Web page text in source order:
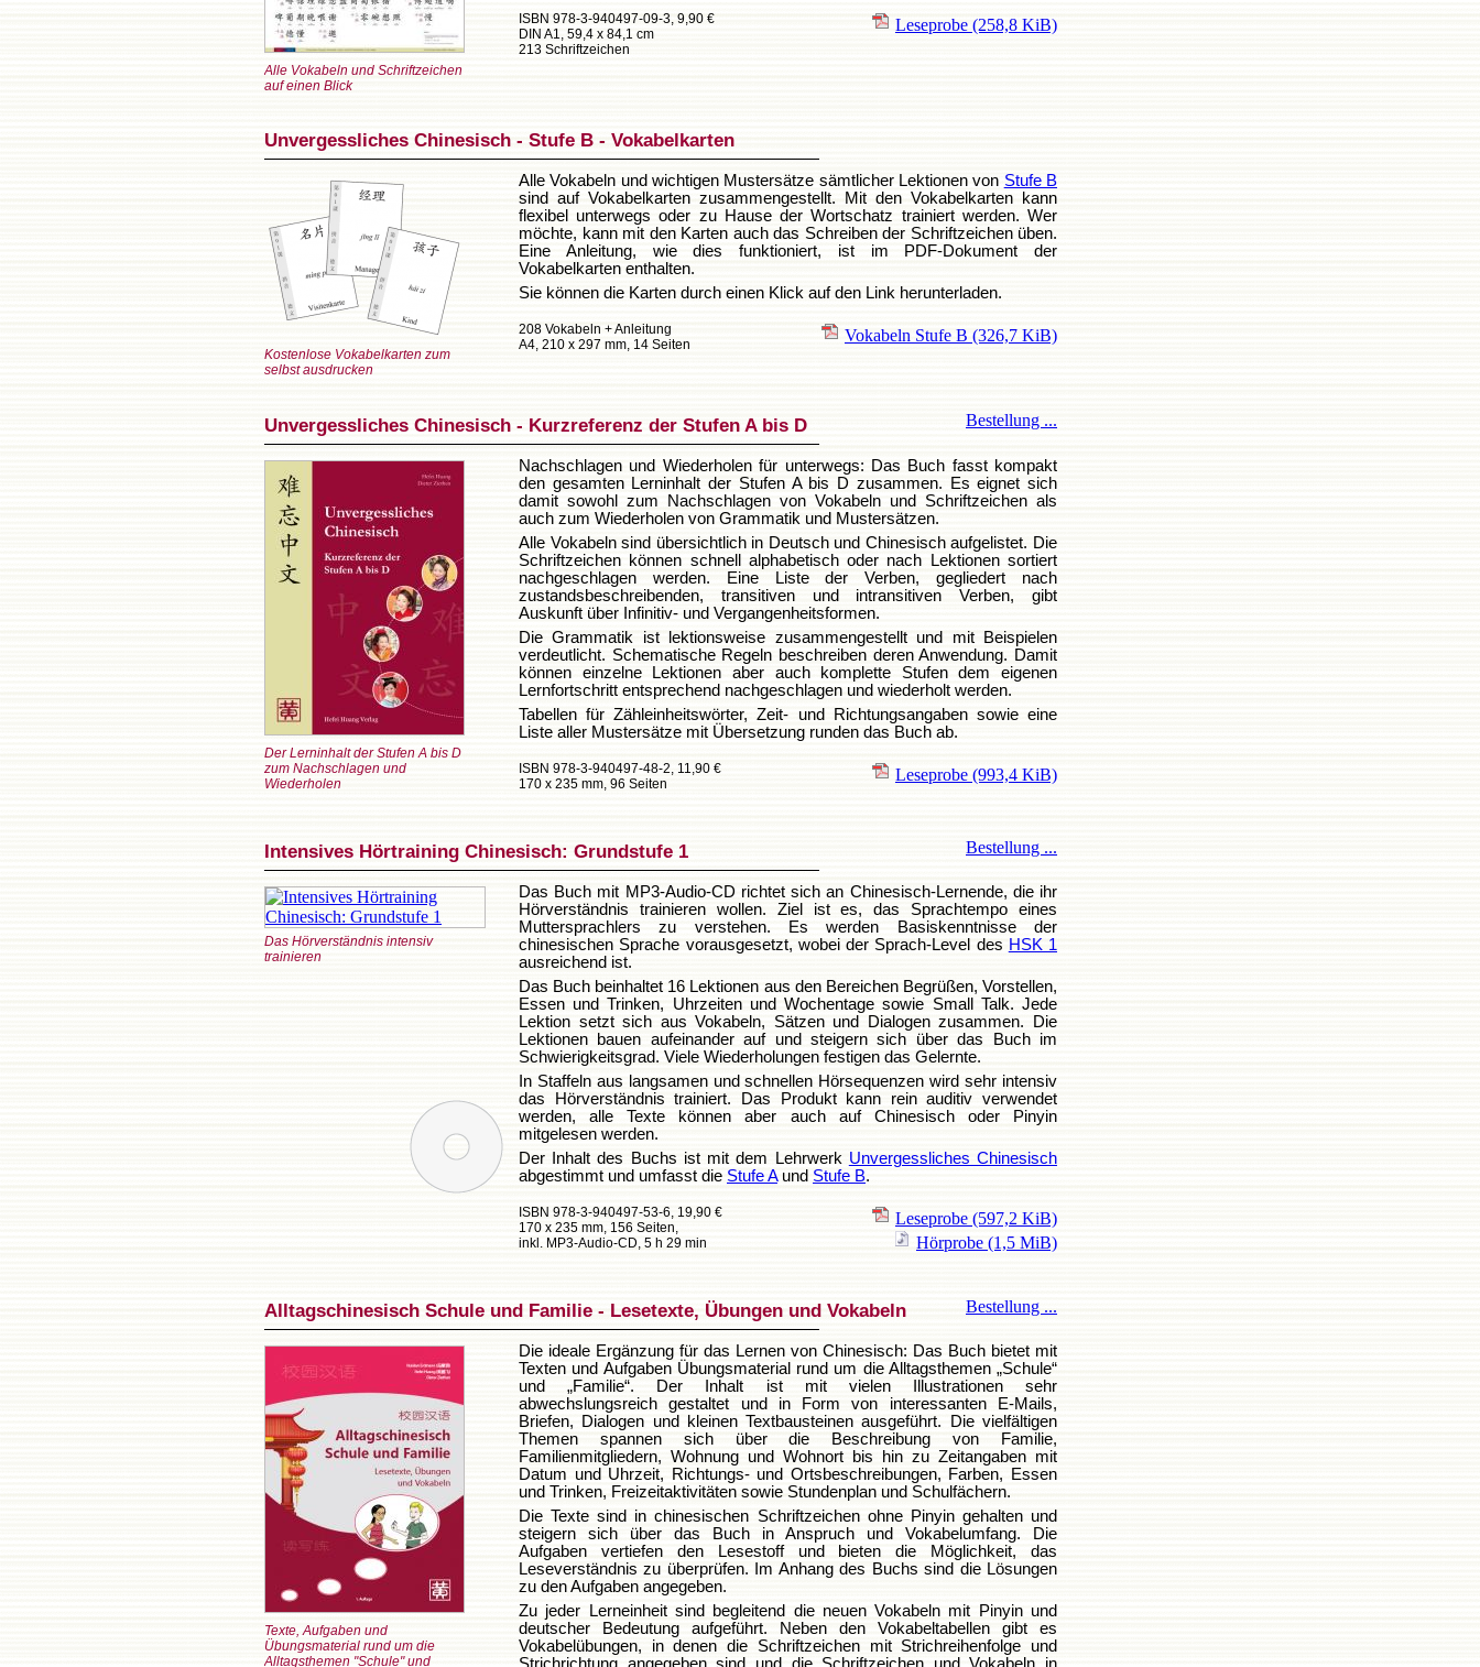
Alle Vokabeln und Schriftzeichen
auf einen Blick
ISBN 978-3-940497-09-3, 9,90 €
DIN A1, 59,4 x 84,1 cm
213 Schriftzeichen
Leseprobe (258,8 KiB)
Unvergessliches Chinesisch - Stufe B - Vokabelkarten
Kostenlose Vokabelkarten zum
selbst ausdrucken
Alle Vokabeln und wichtigen Mustersätze sämtlicher Lektionen von Stufe B
sind auf Vokabelkarten zusammengestellt. Mit den Vokabelkarten kann
flexibel unterwegs oder zu Hause der Wortschatz trainiert werden. Wer
möchte, kann mit den Karten auch das Schreiben der Schriftzeichen üben.
Eine Anleitung, wie dies funktioniert, ist im PDF-Dokument der
Vokabelkarten enthalten.
Sie können die Karten durch einen Klick auf den Link herunterladen.
208 Vokabeln + Anleitung
A4, 210 x 297 mm, 14 Seiten
Vokabeln Stufe B (326,7 KiB)
Unvergessliches Chinesisch - Kurzreferenz der Stufen A bis D Bestellung ...
Der Lerninhalt der Stufen A bis D
zum Nachschlagen und
Wiederholen
Nachschlagen und Wiederholen für unterwegs: Das Buch fasst kompakt
den gesamten Lerninhalt der Stufen A bis D zusammen. Es eignet sich
damit sowohl zum Nachschlagen von Vokabeln und Schriftzeichen als
auch zum Wiederholen von Grammatik und Mustersätzen.
Alle Vokabeln sind übersichtlich in Deutsch und Chinesisch aufgelistet. Die
Schriftzeichen können schnell alphabetisch oder nach Lektionen sortiert
nachgeschlagen werden. Eine Liste der Verben, gegliedert nach
zustandsbeschreibenden, transitiven und intransitiven Verben, gibt
Auskunft über Infinitiv- und Vergangenheitsformen.
Die Grammatik ist lektionsweise zusammengestellt und mit Beispielen
verdeutlicht. Schematische Regeln beschreiben deren Anwendung. Damit
können einzelne Lektionen aber auch komplette Stufen dem eigenen
Lernfortschritt entsprechend nachgeschlagen und wiederholt werden.
Tabellen für Zähleinheitswörter, Zeit- und Richtungsangaben sowie eine
Liste aller Mustersätze mit Übersetzung runden das Buch ab.
ISBN 978-3-940497-48-2, 11,90 €
170 x 235 mm, 96 Seiten
Leseprobe (993,4 KiB)
Intensives Hörtraining Chinesisch: Grundstufe 1 Bestellung ...
Das Hörverständnis intensiv
trainieren
Das Buch mit MP3-Audio-CD richtet sich an Chinesisch-Lernende, die ihr
Hörverständnis trainieren wollen. Ziel ist es, das Sprachtempo eines
Muttersprachlers zu verstehen. Es werden Basiskenntnisse der
chinesischen Sprache vorausgesetzt, wobei der Sprach-Level des HSK 1
ausreichend ist.
Das Buch beinhaltet 16 Lektionen aus den Bereichen Begrüßen, Vorstellen,
Essen und Trinken, Uhrzeiten und Wochentage sowie Small Talk. Jede
Lektion setzt sich aus Vokabeln, Sätzen und Dialogen zusammen. Die
Lektionen bauen aufeinander auf und steigern sich über das Buch im
Schwierigkeitsgrad. Viele Wiederholungen festigen das Gelernte.
In Staffeln aus langsamen und schnellen Hörsequenzen wird sehr intensiv
das Hörverständnis trainiert. Das Produkt kann rein auditiv verwendet
werden, alle Texte können aber auch auf Chinesisch oder Pinyin
mitgelesen werden.
Der Inhalt des Buchs ist mit dem Lehrwerk Unvergessliches Chinesisch
abgestimmt und umfasst die Stufe Aund Stufe B.
ISBN 978-3-940497-53-6, 19,90 €
170 x 235 mm, 156 Seiten,
inkl. MP3-Audio-CD, 5 h 29 min
Leseprobe (597,2 KiB)
Hörprobe (1,5 MiB)
Alltagschinesisch Schule und Familie - Lesetexte, Übungen und Vokabeln Bestellung ...
Texte, Aufgaben und
Übungsmaterial rund um die
Alltagsthemen "Schule" und
Die ideale Ergänzung für das Lernen von Chinesisch: Das Buch bietet mit
Texten und Aufgaben Übungsmaterial rund um die Alltagsthemen „Schule“
und „Familie“. Der Inhalt ist mit vielen Illustrationen sehr
abwechslungsreich gestaltet und in Form von interessanten E-Mails,
Briefen, Dialogen und kleinen Textbausteinen ausgeführt. Die vielfältigen
Themen spannen sich über die Beschreibung von Familie,
Familienmitgliedern, Wohnung und Wohnort bis hin zu Zeitangaben mit
Datum und Uhrzeit, Richtungs- und Ortsbeschreibungen, Farben, Essen
und Trinken, Freizeitaktivitäten sowie Stundenplan und Schulfächern.
Die Texte sind in chinesischen Schriftzeichen ohne Pinyin gehalten und
steigern sich über das Buch in Anspruch und Vokabelumfang. Die
Aufgaben vertiefen den Lesestoff und bieten die Möglichkeit, das
Leseverständnis zu überprüfen. Im Anhang des Buchs sind die Lösungen
zu den Aufgaben angegeben.
Zu jeder Lerneinheit sind begleitend die neuen Vokabeln mit Pinyin und
deutscher Bedeutung aufgeführt. Neben den Vokabeltabellen gibt es
Vokabelübungen, in denen die Schriftzeichen mit Strichreihenfolge und